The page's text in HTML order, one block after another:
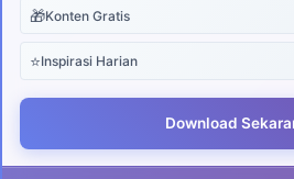
🎁Konten Gratis
⭐Inspirasi Harian
Download